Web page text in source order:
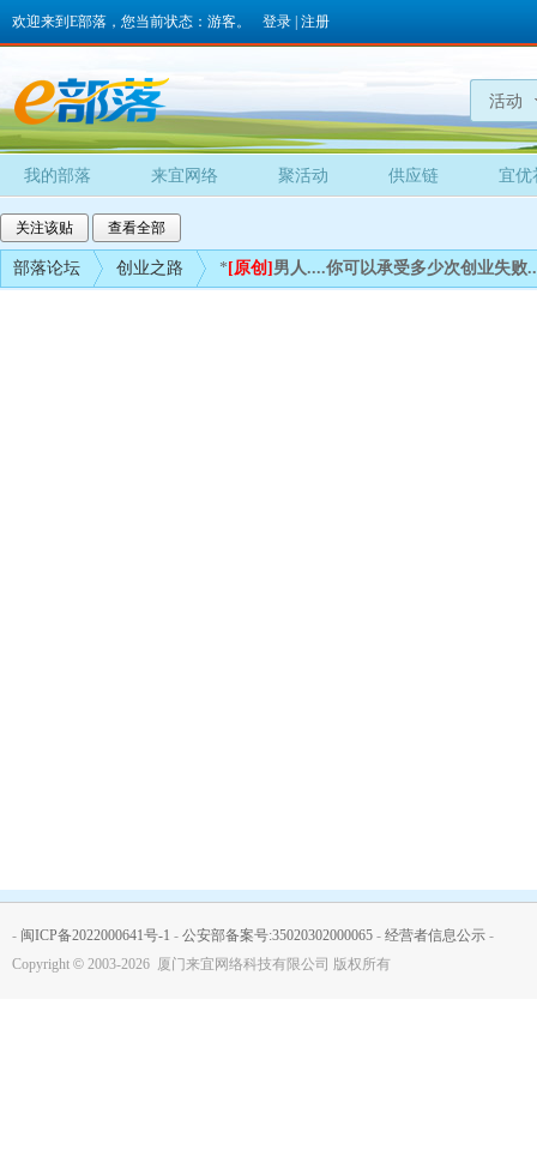
欢迎来到E部落，您当前状态：游客。 登录 注册
活动
我的部落 来宜网络 聚活动 供应链 宜优
关注该贴 查看全部
部落论坛 创业之路 * [原创] 男人....你可以承受多少次创业失
- 闽ICP备2022000641号-1 - 公安部备案号:35020302000065 - 经营者信息公示 -
Copyright © 2003-2026 厦门来宜网络科技有限公司 版权所有